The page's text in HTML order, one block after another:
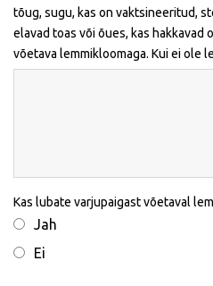
tõug, sugu, kas on vaktsineeritud,
elavad toas või õues, kas hakkavad
võetava lemmikloomaga. Kui ei ole
Kas lubate varjupaigast võetaval
Jah
Ei